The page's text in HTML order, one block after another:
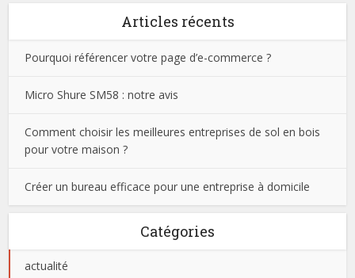
Articles récents
Pourquoi référencer votre page d’e-commerce ?
Micro Shure SM58 : notre avis
Comment choisir les meilleures entreprises de sol en bois
pour votre maison ?
Créer un bureau efficace pour une entreprise à domicile
Catégories
actualité